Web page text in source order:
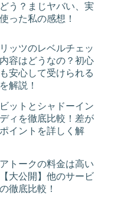
う？まじヤバい、実
った私の感想！
ッツのレベルチェッ
容はどうなの？初心
安心して受けられる
解説！
ビットとシャドーイン
ィを徹底比較！差が
イントを詳しく解
トークの料金は高い
大公開】他のサービ
徹底比較！